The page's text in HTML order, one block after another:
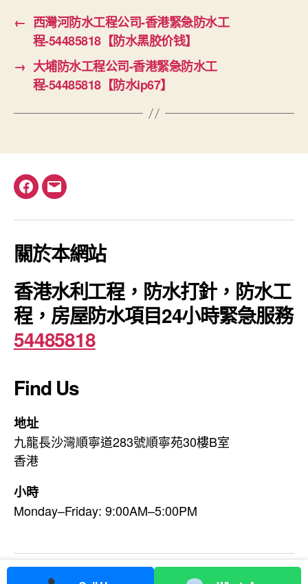
← 西灣河防水工程公司-香港緊急防水工
程-54485818【防水黑胶价钱】
→ 大埔防水工程公司-香港緊急防水工
程-54485818【防水ip67】
Facebook
電
關於本網站
香港水利工程，防水打針，防水工
程，房屋防水項目24小時緊急服務
54485818
Find Us
地址
九龍長沙灣順寧道283號順寧苑30樓B室
香港
小時
Monday–Friday: 9:00AM–5:00PM